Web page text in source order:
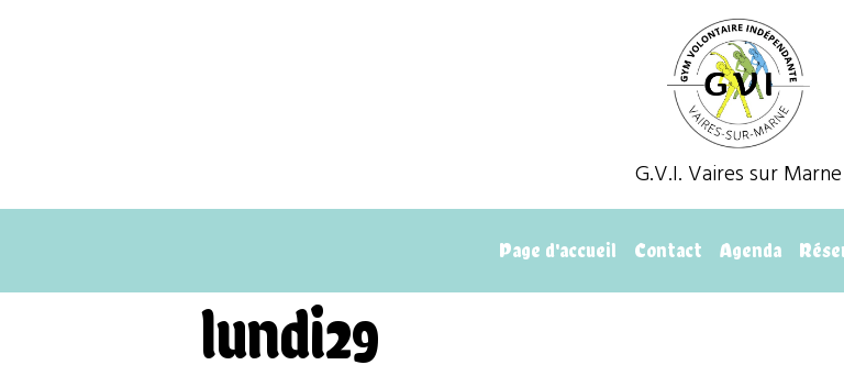
G.V.I. Vaires sur Marne
Page d'accueil Contact Agenda
lundi29